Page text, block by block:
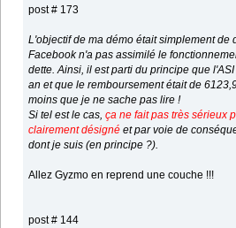
post # 173
L'objectif de ma démo était simplement de
Facebook n'a pas assimilé le
dette. Ainsi, il est parti du principe que
an et que le remboursement était de
moins que je ne sache pas lire !
Si tel est le cas,ça ne fait pas très sérieux
clairement désigné et par voie de
dont je suis (en principe ?).
Allez Gyzmo en reprend une couche !!!
post # 144